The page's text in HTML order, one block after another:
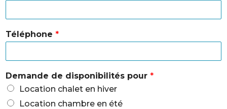
Téléphone *
Demande de disponibilités pour *
Location chalet en hiver
Location chambre en été